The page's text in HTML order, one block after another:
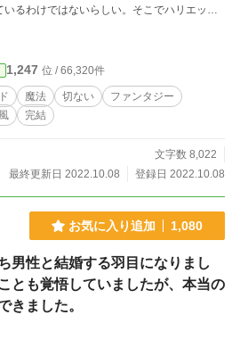
いるわけではないらしい。そこでハリエット
かないまま、エミリーの結婚式への出席を
溺愛する腹黒ヒーローの恋物語。ハッピー
チョコラテさまの作品(写真ID：23852097)
ります。
1,247 位 / 66,320件
魔法 切ない
ファンタジー
完結
文字数 8,022
最終更新日 2022.10.08
登録日 2022.10.08
お気に入り追加 1,080
男性と結婚する羽目になりまし
とも覚悟していましたが、本当の
きました。